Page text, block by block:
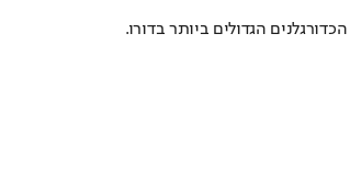
הגדולים ביותר בדורו.